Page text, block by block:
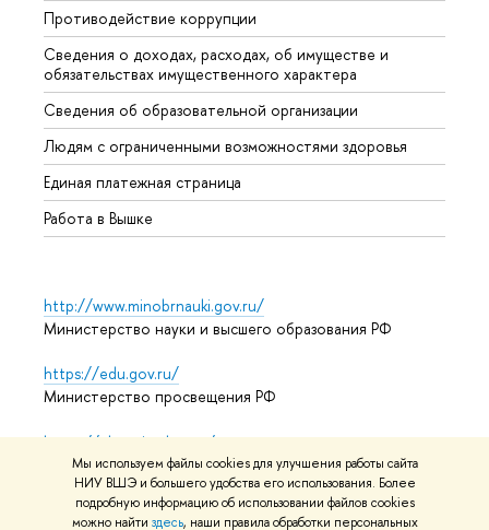
Мы используем файлы cookies для улучшения работы сайта
НИУ ВШЭ и большего удобства его использования. Более
подробную информацию об использовании файлов cookies
можно найти здесь, наши правила обработки персональных
Противодействие коррупции
Сведения о доходах, расходах, об имуществе и
обязательствах имущественного характера
Сведения об образовательной организации
Людям с ограниченными возможностями здоровья
Единая платежная страница
Работа в Вышке
http://www.minobrnauki.gov.ru/
Министерство науки и высшего образования РФ
https://edu.gov.ru/
Министерство просвещения РФ
https://elearning.hse.ru/mooc
Массовые открытые онлайн-курсы